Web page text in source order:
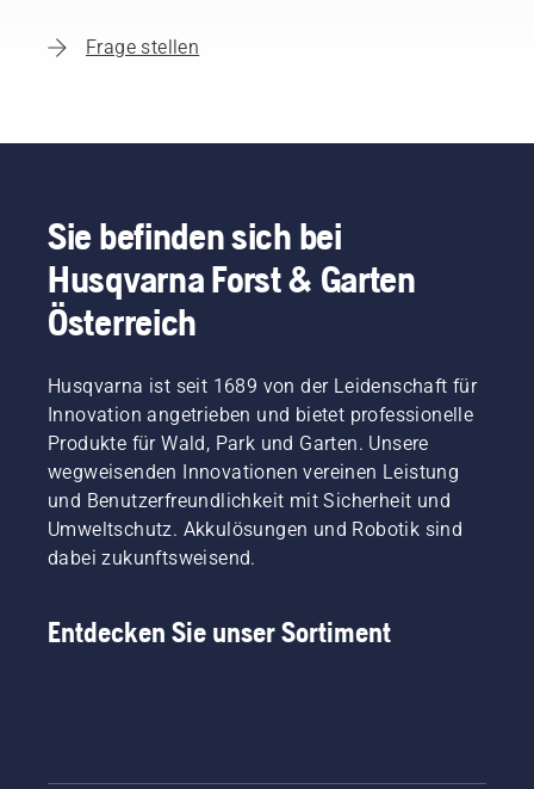
Frage stellen
Sie befinden sich bei
Husqvarna Forst & Garten
Österreich
Husqvarna ist seit 1689 von der Leidenschaft für
Innovation angetrieben und bietet professionelle
Produkte für Wald, Park und Garten. Unsere
wegweisenden Innovationen vereinen Leistung
und Benutzerfreundlichkeit mit Sicherheit und
Umweltschutz. Akkulösungen und Robotik sind
dabei zukunftsweisend.
Entdecken Sie unser Sortiment